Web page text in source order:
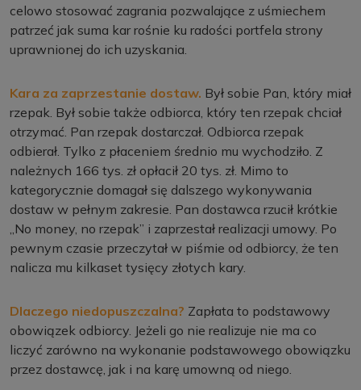
celowo stosować zagrania pozwalające z uśmiechem
patrzeć jak suma kar rośnie ku radości portfela strony
uprawnionej do ich uzyskania.
Kara za zaprzestanie dostaw. Był sobie Pan, który miał
rzepak. Był sobie także odbiorca, który ten rzepak chciał
otrzymać. Pan rzepak dostarczał. Odbiorca rzepak
odbierał. Tylko z płaceniem średnio mu wychodziło. Z
należnych 166 tys. zł opłacił 20 tys. zł. Mimo to
kategorycznie domagał się dalszego wykonywania
dostaw w pełnym zakresie. Pan dostawca rzucił krótkie
„No money, no rzepak” i zaprzestał realizacji umowy. Po
pewnym czasie przeczytał w piśmie od odbiorcy, że ten
nalicza mu kilkaset tysięcy złotych kary.
Dlaczego niedopuszczalna? Zapłata to podstawowy
obowiązek odbiorcy. Jeżeli go nie realizuje nie ma co
liczyć zarówno na wykonanie podstawowego obowiązku
przez dostawcę, jak i na karę umowną od niego.